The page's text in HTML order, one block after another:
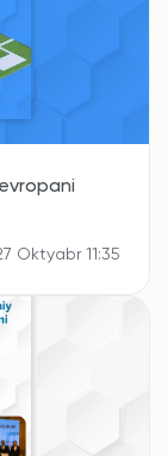
Oktyabr 11:35